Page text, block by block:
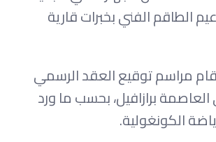
الطاقم الفني بخبرات قارية
مراسم توقيع العقد الرسمي
في العاصمة برازافيل، بحسب ما ورد
الكونغولية.